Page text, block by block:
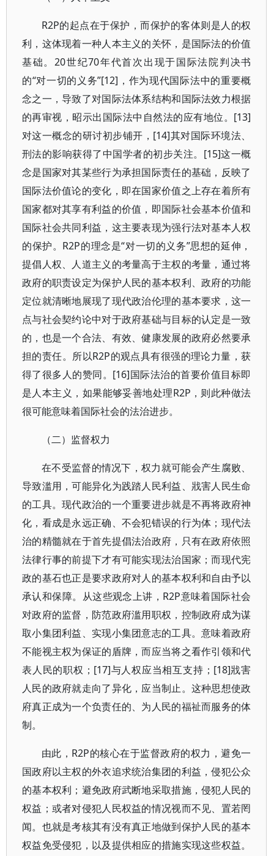
R2P的起点在于保护，而保护的客体则是人的权
利，这体现着一种人本主义的关怀，是国际法的价值
基础。20世纪70年代首次出现于国际法院判决书
的“对一切的义务”[12]，作为现代国际法中的重要概
念之一，导致了对国际法体系结构和国际法效力根据
的再审视，昭示出国际法中自然法的应有地位。[13]
对这一概念的研讨初步铺开，[14]其对国际环境法、
刑法的影响获得了中国学者的初步关注。[15]这一概
念是国家对其某些行为承担国际责任的基础，反映了
国际法价值论的变化，即在国家价值之上存在着所有
国家都对其享有利益的价值，即国际社会基本价值和
国际社会共同利益，这主要表现为强行法对基本人权
的保护。R2P的理念是“对一切的义务”思想的延伸，
提倡人权、人道主义的考量高于主权的考量，通过将
政府的职责设定为保护人民的基本权利、政府的功能
定位就清晰地展现了现代政治伦理的基本要求，这一
点与社会契约论中对于政府基础与目标的认定是一致
的，也是一个合法、有效、健康发展的政府必然要承
担的责任。所以R2P的观点具有很强的理论力量，获
得了很多人的赞同。[16]国际法治的首要价值目标即
是人本主义，如果能够妥善地处理R2P，则此种做法
很可能意味着国际社会的法治进步。
（二）监督权力
在不受监督的情况下，权力就可能会产生腐败、
导致滥用，可能异化为践踏人民利益、戕害人民生命
的工具。现代政治的一个重要进步就是不再将政府神
化，看成是永远正确、不会犯错误的行为体；现代法
治的精髓就在于首先提倡法治政府，只有在政府依照
法律行事的前提下才有可能实现法治国家；而现代宪
政的基石也正是要求政府对人的基本权利和自由予以
承认和保障。从这些观念上讲，R2P意味着国际社会
对政府的监督，防范政府滥用职权，控制政府成为谋
取小集团利益、实现小集团意志的工具。意味着政府
不能视主权为保证的盾牌，而应当将之看作引领和代
表人民的职权；[17]与人权应当相互支持；[18]戕害
人民的政府就走向了异化，应当制止。这种思想使政
府真正成为一个负责任的、为人民的福祉而服务的体
制。
由此，R2P的核心在于监督政府的权力，避免一
国政府以主权的外衣追求统治集团的利益，侵犯公众
的基本权利；避免政府武断地采取措施，侵犯人民的
权益；或者对侵犯人民权益的情况视而不见、置若罔
闻。也就是考核其有没有真正地做到保护人民的基本
权益免受侵犯，以及提供相应的措施实现这些权益。